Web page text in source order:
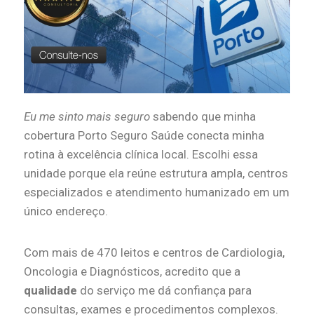
Eu me sinto mais seguro sabendo que minha
cobertura Porto Seguro Saúde conecta minha
rotina à excelência clínica local. Escolhi essa
unidade porque ela reúne estrutura ampla, centros
especializados e atendimento humanizado em um
único endereço.
Com mais de 470 leitos e centros de Cardiologia,
Oncologia e Diagnósticos, acredito que a
qualidade do serviço me dá confiança para
consultas, exames e procedimentos complexos.